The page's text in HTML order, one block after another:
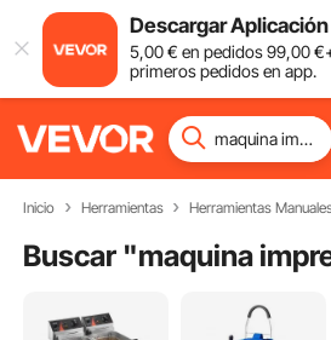
Descargar Aplicación
5,00€ en pedidos99,00€
primeros pedidos en app.
Inicio Herramientas Herramientas
Buscar "maquina